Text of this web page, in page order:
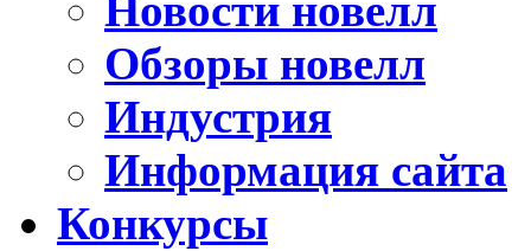
Новости новелл
Обзоры новелл
Индустрия
Информация сайта
Конкурсы